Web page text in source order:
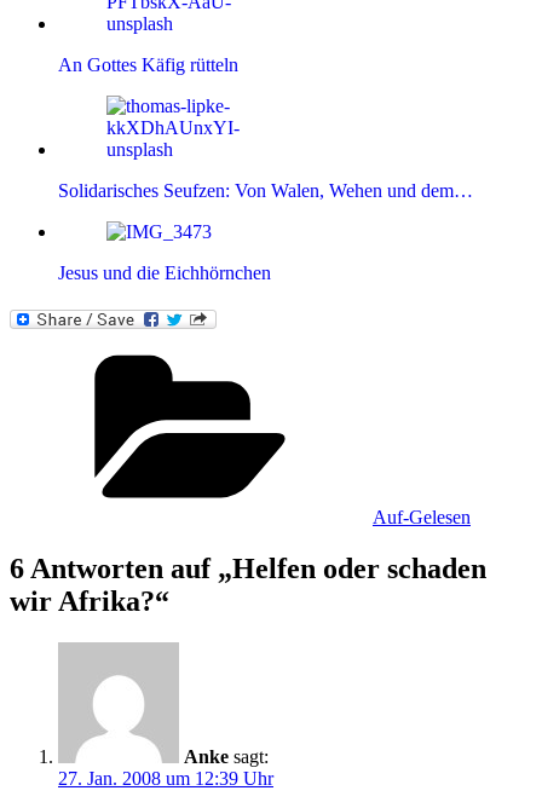
An Gottes Käfig rütteln
Solidarisches Seufzen: Von Walen, Wehen und dem…
Jesus und die Eichhörnchen
Auf-Gelesen
6 Antworten auf „Helfen oder schaden
wir Afrika?“
Anke sagt:
27. Jan. 2008 um 12:39 Uhr